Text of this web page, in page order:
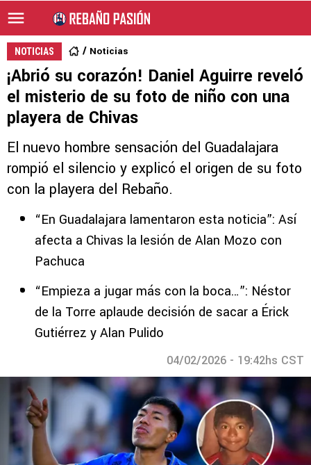
NOTICIAS Noticias
¡Abrió su corazón! Daniel Aguirre reveló
el misterio de su foto de niño con una
playera de Chivas
El nuevo hombre sensación del Guadalajara
rompió el silencio y explicó el origen de su foto
con la playera del Rebaño.
“En Guadalajara lamentaron esta noticia”: Así
afecta a Chivas la lesión de Alan Mozo con
Pachuca
“Empieza a jugar más con la boca…”: Néstor
de la Torre aplaude decisión de sacar a Érick
Gutiérrez y Alan Pulido
04/02/2026 - 19:42hs CST